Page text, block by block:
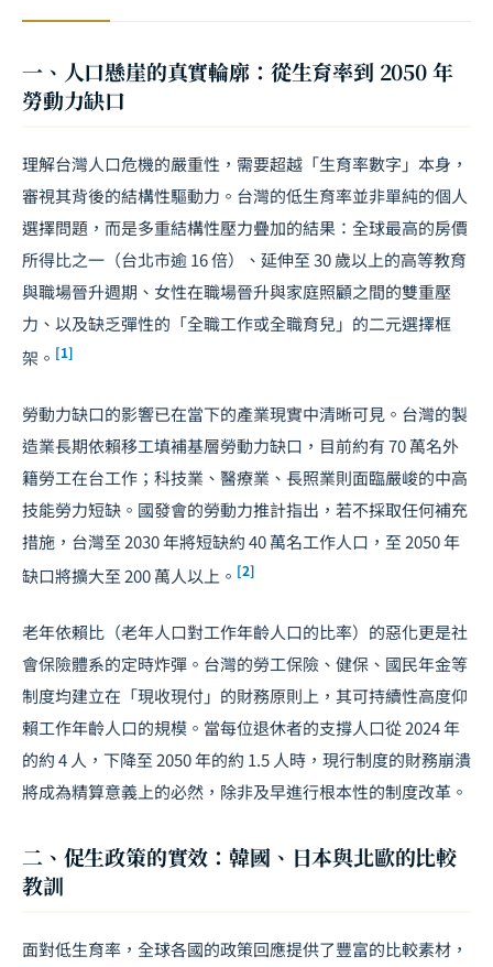
一、人口懸崖的真實輪廓：從生育率到 2050 年
勞動力缺口
理解台灣人口危機的嚴重性，需要超越「生育率數字」本身，
審視其背後的結構性驅動力。台灣的低生育率並非單純的個人
選擇問題，而是多重結構性壓力疊加的結果：全球最高的房價
所得比之一（台北市逾 16 倍）、延伸至 30 歲以上的高等教育
與職場晉升週期、女性在職場晉升與家庭照顧之間的雙重壓
力、以及缺乏彈性的「全職工作或全職育兒」的二元選擇框
架。 [1]
勞動力缺口的影響已在當下的產業現實中清晰可見。台灣的製
造業長期依賴移工填補基層勞動力缺口，目前約有 70 萬名外
籍勞工在台工作；科技業、醫療業、長照業則面臨嚴峻的中高
技能勞力短缺。國發會的勞動力推計指出，若不採取任何補充
措施，台灣至 2030 年將短缺約 40 萬名工作人口，至 2050 年
缺口將擴大至 200 萬人以上。 [2]
老年依賴比（老年人口對工作年齡人口的比率）的惡化更是社
會保險體系的定時炸彈。台灣的勞工保險、健保、國民年金等
制度均建立在「現收現付」的財務原則上，其可持續性高度仰
賴工作年齡人口的規模。當每位退休者的支撐人口從 2024 年
的約 4 人，下降至 2050 年的約 1.5 人時，現行制度的財務崩潰
將成為精算意義上的必然，除非及早進行根本性的制度改革。
二、促生政策的實效：韓國、日本與北歐的比較
教訓
面對低生育率，全球各國的政策回應提供了豐富的比較素材，